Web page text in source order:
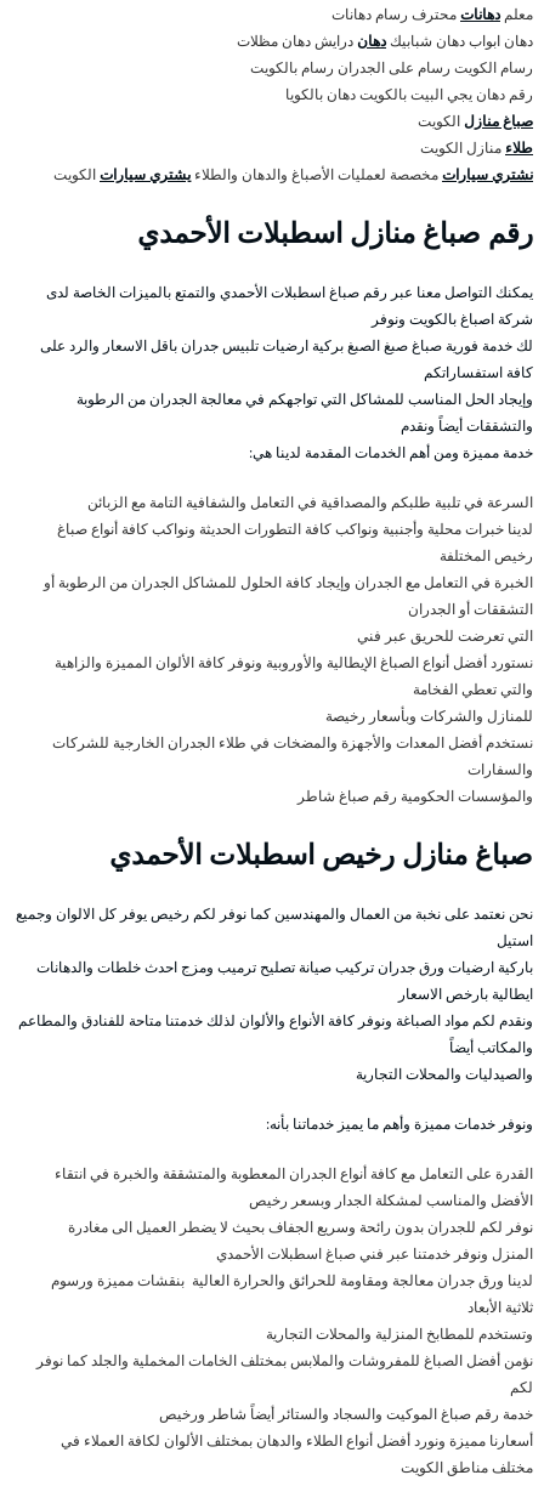
معلمدهاناتمحترف رسام دهانات
دهان ابواب دهان شبابيكدهاندرايش دهان مظلات
رسام الكويت رسام على الجدران رسام بالكويت
رقم دهان يجي البيت بالكويت دهان بالكويا
صباغ منازلالكويت
طلاء منازل الكويت
نشتري سياراتمخصصة لعمليات الأصباغ والدهان والطلاءيشتري سياراتالكويت
رقم صباغ منازل اسطبلات الأحمدي
يمكنك التواصل معنا عبر رقم صباغ اسطبلات الأحمدي والتمتع بالميزات الخاصة لدى
شركة اصباغ بالكويت ونوفر
لك خدمة فورية صباغ صبغ الصبغ بركية ارضيات تلبيس جدران باقل الاسعار والرد على
كافة استفساراتكم
وإيجاد الحل المناسب للمشاكل التي تواجهكم في معالجة الجدران من الرطوبة
والتشققات أيضاً ونقدم
خدمة مميزة ومن أهم الخدمات المقدمة لدينا هي:
السرعة في تلبية طلبكم والمصداقية في التعامل والشفافية التامة مع الزبائن
لدينا خبرات محلية وأجنبية ونواكب كافة التطورات الحديثة ونواكب كافة أنواع صباغ
رخيص المختلفة
الخبرة في التعامل مع الجدران وإيجاد كافة الحلول للمشاكل الجدران من الرطوبة أو
التشققات أو الجدران
التي تعرضت للحريق عبر فني
نستورد أفضل أنواع الصباغ الإيطالية والأوروبية ونوفر كافة الألوان المميزة والزاهية
والتي تعطي الفخامة
للمنازل والشركات وبأسعار رخيصة
نستخدم أفضل المعدات والأجهزة والمضخات في طلاء الجدران الخارجية للشركات
والسفارات
والمؤسسات الحكومية رقم صباغ شاطر
صباغ منازل رخيص اسطبلات الأحمدي
نحن نعتمد على نخبة من العمال والمهندسين كما نوفر لكم رخيص يوفر كل الالوان وجميع
استيل
باركية ارضيات ورق جدران تركيب صيانة تصليح ترميب ومزج احدث خلطات والدهانات
ايطالية بارخص الاسعار
ونقدم لكم مواد الصباغة ونوفر كافة الأنواع والألوان لذلك خدمتنا متاحة للفنادق والمطاعم
والمكاتب أيضاً
والصيدليات والمحلات التجارية
ونوفر خدمات مميزة وأهم ما يميز خدماتنا بأنه:
القدرة على التعامل مع كافة أنواع الجدران المعطوبة والمتشققة والخبرة في انتقاء
الأفضل والمناسب لمشكلة الجدار وبسعر رخيص
نوفر لكم للجدران بدون رائحة وسريع الجفاف بحيث لا يضطر العميل الى مغادرة
المنزل ونوفر خدمتنا عبر فني صباغ اسطبلات الأحمدي
لدينا ورق جدران معالجة ومقاومة للحرائق والحرارة العالية بنقشات مميزة ورسوم
ثلاثية الأبعاد
وتستخدم للمطابخ المنزلية والمحلات التجارية
نؤمن أفضل الصباغ للمفروشات والملابس بمختلف الخامات المخملية والجلد كما نوفر
لكم
خدمة رقم صباغ الموكيت والسجاد والستائر أيضاً شاطر ورخيص
أسعارنا مميزة ونورد أفضل أنواع الطلاء والدهان بمختلف الألوان لكافة العملاء في
مختلف مناطق الكويت